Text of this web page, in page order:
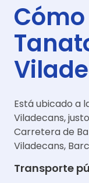
Está ubicado a
Viladecans,
Carretera de
Viladecans,
Transporte